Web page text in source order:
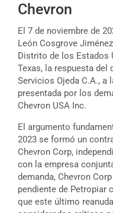
Chevron
El 7 de noviembre de
León Cosgrove
Distrito de los Estados
Texas, la respuesta del
Servicios Ojeda C.A.,
presentada por los
Chevron USA Inc.
El argumento
2023 se formó un
Chevron Corp,
con la empresa
demanda, Chevron
pendiente de Petropiar
que este último